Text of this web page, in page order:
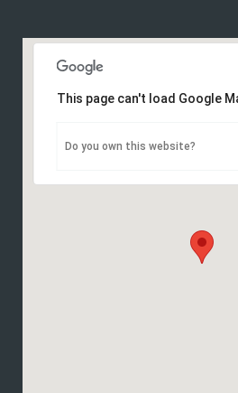
This page can't load Google
Do you own this website?